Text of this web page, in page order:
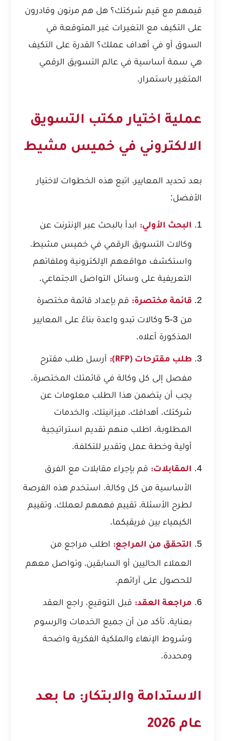
قيمهم مع قيم شركتك؟ هل هم مرنون وقادرون
على التكيف مع التغيرات غير المتوقعة في
السوق أو في أهداف عملك؟ القدرة على التكيف
هي سمة أساسية في عالم التسويق الرقمي
المتغير باستمرار.
عملية اختيار مكتب التسويق
الالكتروني في خميس مشيط
بعد تحديد المعايير، اتبع هذه الخطوات لاختيار
الأفضل:
البحث الأولي: ابدأ بالبحث عبر الإنترنت عن
وكالات التسويق الرقمي في خميس مشيط،
واستكشف مواقعهم الإلكترونية وملفاتهم
التعريفية على وسائل التواصل الاجتماعي.
قائمة مختصرة: قم بإعداد قائمة مختصرة
من 3-5 وكالات تبدو واعدة بناءً على المعايير
المذكورة أعلاه.
طلب مقترحات (RFP):
أرسل طلب مقترح
مفصل إلى كل وكالة في قائمتك المختصرة.
يجب أن يتضمن هذا الطلب معلومات عن
شركتك، أهدافك، ميزانيتك، والخدمات
المطلوبة. اطلب منهم تقديم استراتيجية
أولية وخطة عمل وتقدير للتكلفة.
المقابلات: قم بإجراء مقابلات مع الفرق
الأساسية من كل وكالة. استخدم هذه الفرصة
لطرح الأسئلة، تقييم فهمهم لعملك، وتقييم
الكيمياء بين فريقيكما.
التحقق من المراجع: اطلب مراجع من
العملاء الحاليين أو السابقين، وتواصل معهم
للحصول على آرائهم.
مراجعة العقد: قبل التوقيع، راجع العقد
بعناية. تأكد من أن جميع الخدمات والرسوم
وشروط الإنهاء والملكية الفكرية واضحة
ومحددة.
الاستدامة والابتكار: ما بعد
عام 2026